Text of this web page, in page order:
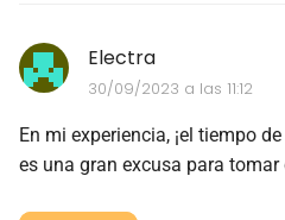
Electra
30/09/2023 a las 11:12
En mi experiencia, ¡el tiempo
es una gran excusa para tomar